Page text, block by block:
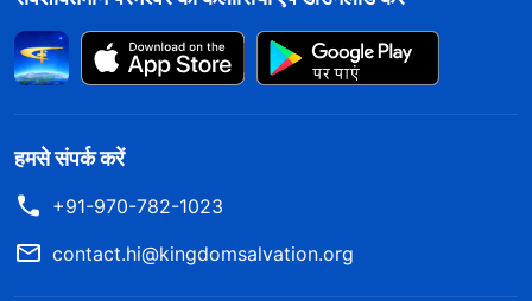
हमसे संपर्क करें
+91-970-782-1023
contact.hi@kingdomsalvation.org